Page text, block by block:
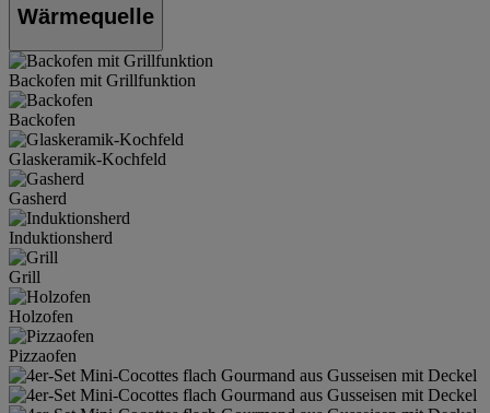
Wärmequelle
Backofen mit Grillfunktion
Backofen
Glaskeramik-Kochfeld
Gasherd
Induktionsherd
Grill
Holzofen
Pizzaofen